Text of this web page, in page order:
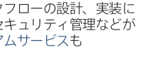
ローの​設計、​実装に​
ュリティ管理などが​
サービス も​